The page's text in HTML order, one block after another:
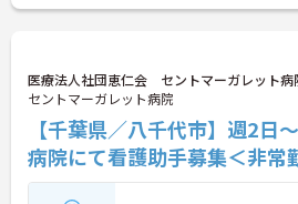
医療法人社団恵仁会 セントマーガレット病
セントマーガレット病院
【千葉県／八千代市】週2日
病院にて看護助手募集＜非常